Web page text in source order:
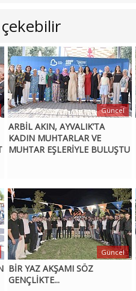
ARBİL AKIN, AYVALIK’TA
KADIN MUHTARLAR VE
MUHTAR EŞLERİYLE BULUŞTU
Güncel
BİR YAZ AKŞAMI SÖZ
GENÇLİKTE...
Güncel